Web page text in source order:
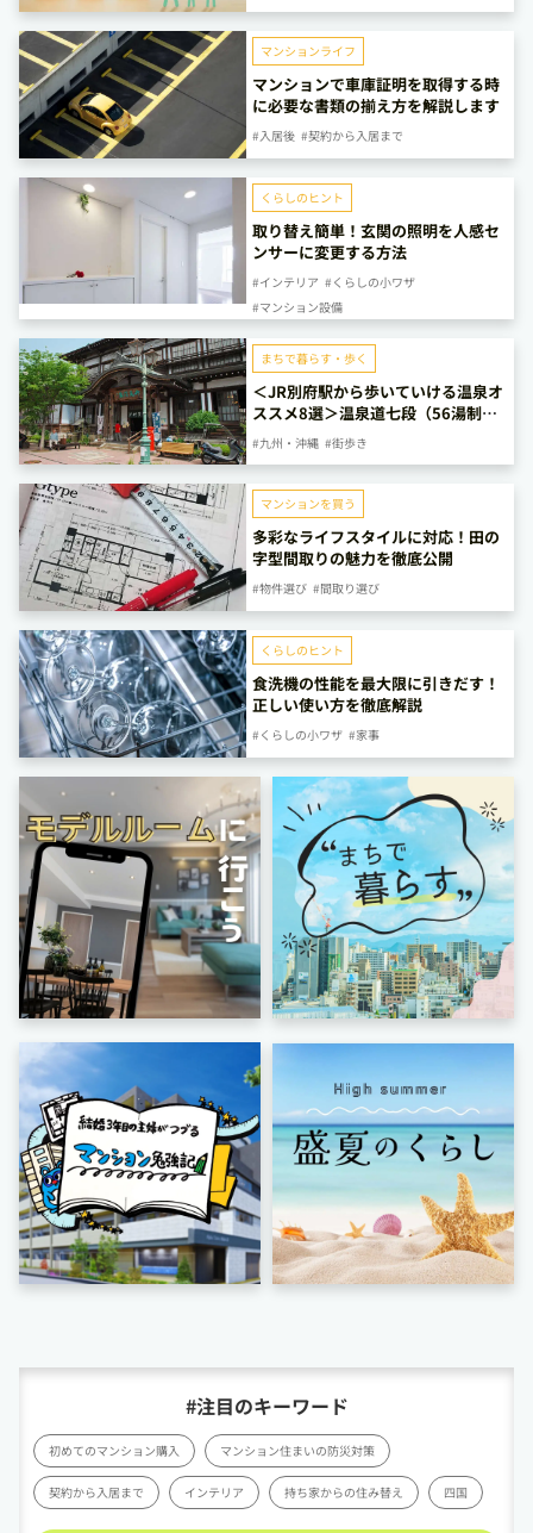
マンションライフ
マンションで車庫証明を取得する時
に必要な書類の揃え方を解説します
#入居後 #契約から入居まで
くらしのヒント
取り替え簡単！玄関の照明を人感セ
ンサーに変更する方法
#インテリア #くらしの小ワザ
#マンション設備
まちで暮らす・歩く
＜JR別府駅から歩いていける温泉オ
ススメ8選＞温泉道七段（56湯制
覇）保持者が厳選しました！
#九州・沖縄 #街歩き
マンションを買う
多彩なライフスタイルに対応！田の
字型間取りの魅力を徹底公開
#物件選び #間取り選び
くらしのヒント
食洗機の性能を最大限に引きだす！
正しい使い方を徹底解説
#くらしの小ワザ #家事
#注目のキーワード
初めてのマンション購入 マンション住まいの防災対策
契約から入居まで インテリア 持ち家からの住み替え 四国